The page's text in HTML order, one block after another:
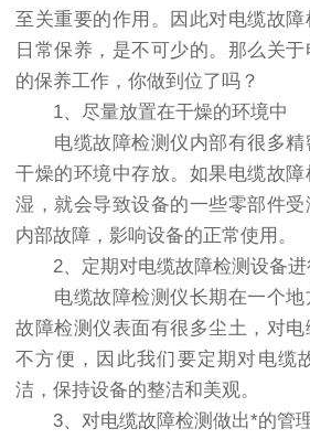
至关重要的作用。因此对电缆故
日常保养，是不可少的。那么关
的保养工作，你做到位了吗？
1、尽量放置在干燥的环境中
电缆故障检测仪内部有很多精
干燥的环境中存放。如果电缆故
湿，就会导致设备的一些零部件
内部故障，影响设备的正常使用。
2、定期对电缆故障检测设备进
电缆故障检测仪长期在一个地
故障检测仪表面有很多尘土，对
不方便，因此我们要定期对电缆
洁，保持设备的整洁和美观。
3、对电缆故障检测做出*的管